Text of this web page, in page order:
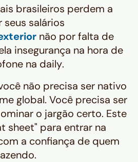
brasileiros perdem a
salários
não por falta de
insegurança na hora de
na daily.
não precisa ser nativo
global. Você precisa ser
o jargão certo. Este
sheet" para entrar na
a confiança de quem